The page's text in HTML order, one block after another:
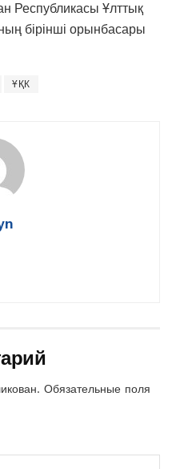
Республикасы Ұлттық
бірінші орынбасары
ҰҚК
Обязательные поля